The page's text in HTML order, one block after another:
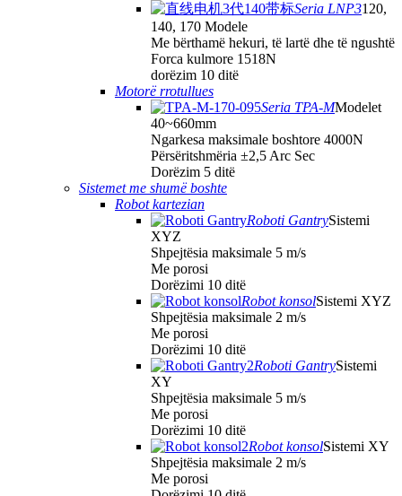
Seria LNP3120,
140, 170 Modele
Me bërthamë hekuri, të lartë dhe të ngushtë
Forca kulmore 1518N
dorëzim 10 ditë
Motorë rrotullues
Seria TPA-MModelet
40~660mm
Ngarkesa maksimale boshtore 4000N
Përsëritshmëria ±2,5 Arc Sec
Dorëzim 5 ditë
Sistemet me shumë boshte
Robot kartezian
Roboti GantrySistemi
XYZ
Shpejtësia maksimale 5 m/s
Me porosi
Dorëzimi 10 ditë
Robot konsolSistemi XYZ
Shpejtësia maksimale 2 m/s
Me porosi
Dorëzimi 10 ditë
Roboti GantrySistemi
XY
Shpejtësia maksimale 5 m/s
Me porosi
Dorëzimi 10 ditë
Robot konsolSistemi XY
Shpejtësia maksimale 2 m/s
Me porosi